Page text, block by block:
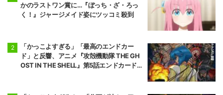
かのラストワン賞に…『ぼっち・ざ・ろっ
く！』ジャージメイド姿にツッコミ殺到
「かっこよすぎる」「最高のエンドカー
ド」と反響、アニメ『攻殻機動隊 THE GH
OST IN THE SHELL』第5話エンドカード公